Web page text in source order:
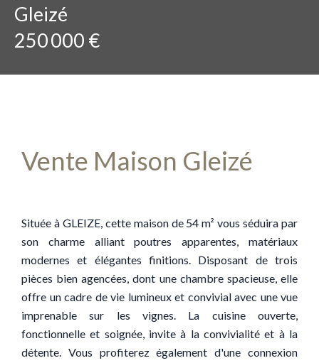
Gleizé
250 000 €
Vente Maison Gleizé
Située à GLEIZE, cette maison de 54 m² vous séduira par
son charme alliant poutres apparentes, matériaux
modernes et élégantes finitions. Disposant de trois
pièces bien agencées, dont une chambre spacieuse, elle
offre un cadre de vie lumineux et convivial avec une vue
imprenable sur les vignes. La cuisine ouverte,
fonctionnelle et soignée, invite à la convivialité et à la
détente. Vous profiterez également d'une connexion